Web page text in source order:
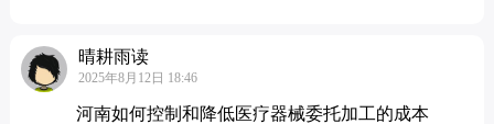
晴耕雨读
2025年8月12日 18:46
河南如何控制和降低医疗器械委托加工的成本